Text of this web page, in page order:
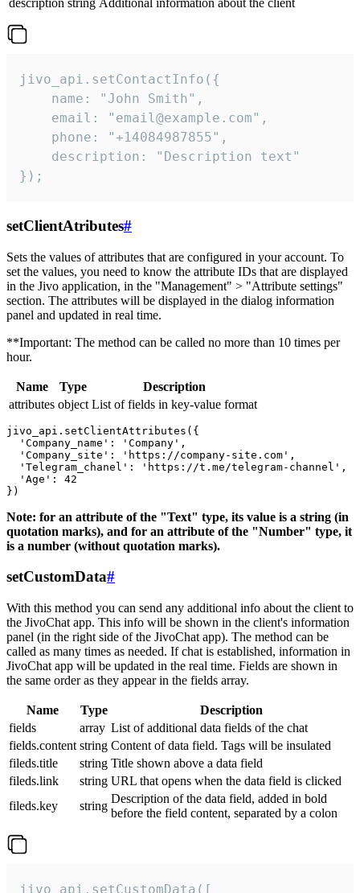
description string Additional information about the client
jivo_api.setContactInfo({
    name: "John Smith",
    email: "email@example.com",
    phone: "+14084987855",
    description: "Description text"
});
setClientAtributes#
Sets the values ​​of attributes that are configured in your account. To
set the values, you need to know the attribute IDs that are displayed
in the Jivo application, in the "Management" > "Attribute settings"
section. The attributes will be displayed in the dialog information
panel and updated in real time.
**Important: The method can be called no more than 10 times per
hour.
Name Type
Description
attributes object List of fields in key-value format
jivo_api.setClientAttributes({
  'Company_name': 'Company',
  'Company_site': 'https://company-site.com',
  'Telegram_chanel': 'https://t.me/telegram-channel',
  'Age': 42
Note: for an attribute of the "Text" type, its value is a string (in
quotation marks), and for an attribute of the "Number" type, it
is a number (without quotation marks).
setCustomData#
With this method you can send any additional info about the client to
the JivoChat app. This info will be shown in the client's information
panel (in the right side of the JivoChat app). The method can be
called as many times as needed. If chat is established, information in
JivoChat app will be updated in the real time. Fields are shown in
the same order as they appear in the fields array.
Name Type
Description
fields
array List of additional data fields of the chat
fields.content string Content of data field. Tags will be insulated
fileds.title
string Title shown above a data field
fileds.link
string URL that opens when the data field is clicked
fileds.key
string
Description of the data field, added in bold
before the field content, separated by a colon
jivo_api.setCustomData([